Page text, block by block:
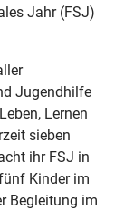
Jahr (FSJ)
Jugendhilfe
Lernen
sieben
ihr FSJ in
Kinder im
Begleitung im